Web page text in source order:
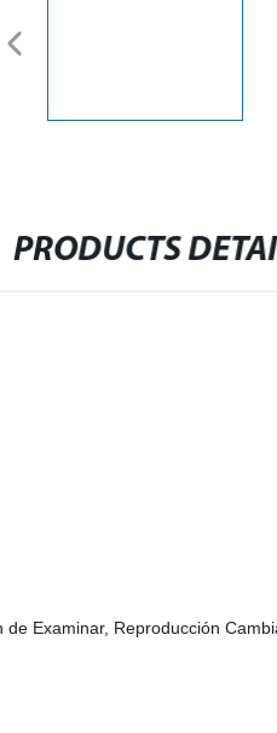
PRODUCTS
Examinar, Reproducción